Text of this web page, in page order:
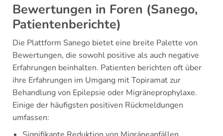
Bewertungen in Foren (Sanego,
Patientenberichte)
Die Plattform Sanego bietet eine breite Palette von
Bewertungen, die sowohl positive als auch negative
Erfahrungen beinhalten. Patienten berichten oft über
ihre Erfahrungen im Umgang mit Topiramat zur
Behandlung von Epilepsie oder Migräneprophylaxe.
Einige der häufigsten positiven Rückmeldungen
umfassen: